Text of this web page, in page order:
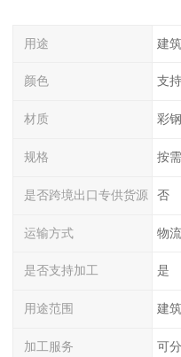
用途 建
颜色 支
材质 彩钢
规格 按需
是否跨境出口专供货源 否
运输方式 物
是否支持加工 是
用途范围 建
加工服务 可